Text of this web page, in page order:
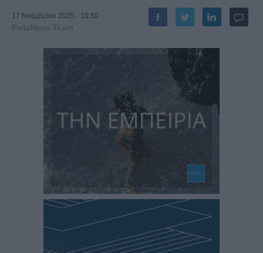
17 Νοεμβρίου 2025 - 10:50
PellaNews Team